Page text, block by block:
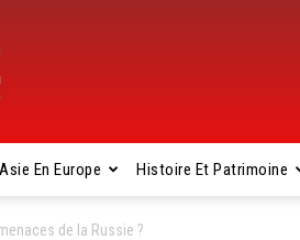
En Europe Histoire Et Patrimoine
de la Russie ?